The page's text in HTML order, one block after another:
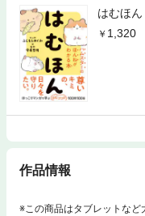
はむほ
1,320
作品情報
※この商品はタブレットなど